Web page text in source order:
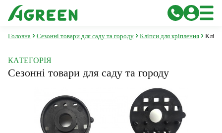
Головна Сезонні товари для саду та городу Кліпси для кріплення
КАТЕГОРІЯ
Сезонні товари для саду та городу